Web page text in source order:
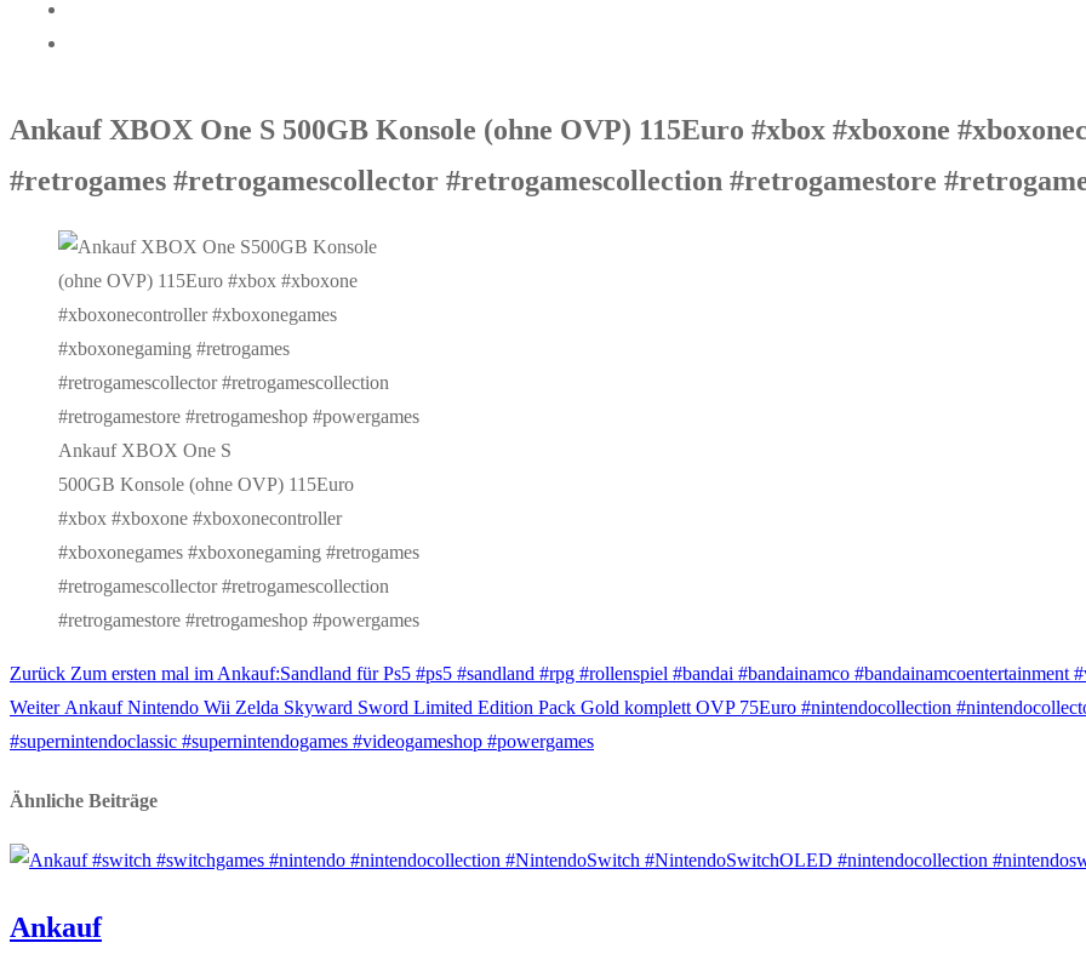
Ankauf XBOX One S 500GB Konsole (ohne OVP) 115Euro #xbox #xboxone
#retrogames #retrogamescollector #retrogamescollection #retrogamestore
Ankauf XBOX One S
500GB Konsole (ohne OVP) 115Euro
#xbox #xboxone #xboxonecontroller
#xboxonegames #xboxonegaming #retrogames
#retrogamescollector #retrogamescollection
#retrogamestore #retrogameshop #powergames
Beitragsnavigation
Zurück Vorheriger
Beitrag:
Zum ersten mal im Ankauf:Sandland für Ps5 #ps5 #sandland #rpg #rollenspiel #bandai #bandainamco #bandainamcoentertainment
Weiter Nächster
Beitrag:
Ankauf Nintendo Wii Zelda Skyward Sword Limited Edition Pack Gold komplett OVP 75Euro #nintendocollection
#supernintendoclassic #supernintendogames #videogameshop #powergames
Ähnliche Beiträge
Ankauf